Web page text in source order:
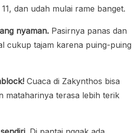
dan udah mulai rame banget.
nyaman. Pasirnya panas dan
cukup tajam karena puing-puing
Cuaca di Zakynthos bisa
mataharinya terasa lebih terik